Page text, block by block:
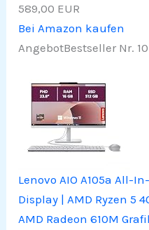
589,00 EUR
Bei Amazon kaufen
AngebotBestseller Nr. 10
Lenovo AIO A105a All-
Display | AMD Ryzen 5
AMD Radeon 610M